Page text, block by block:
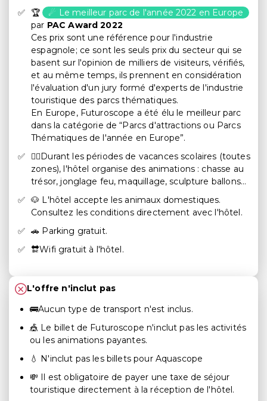
🏆 ☄ Le meilleur parc de l'année 2022 en Europe
par PAC Award 2022
Ces prix sont une référence pour l'industrie
espagnole; ce sont les seuls prix du secteur qui se
basent sur l'opinion de milliers de visiteurs, vérifiés,
et au même temps, ils prennent en considération
l'évaluation d'un jury formé d'experts de l'industrie
touristique des parcs thématiques.
En Europe, Futuroscope a été élu le meilleur parc
dans la catégorie de “Parcs d'attractions ou Parcs
Thématiques de l'année en Europe”.
🏴‍☠️Durant les périodes de vacances scolaires (toutes
zones), l'hôtel organise des animations : chasse au
trésor, jonglage feu, maquillage, sculpture ballons…
🐶 L'hôtel accepte les animaux domestiques.
Consultez les conditions directement avec l'hôtel.
🚗 Parking gratuit.
🔛Wifi gratuit à l'hôtel.
L'offre n'inclut pas
🚌Aucun type de transport n'est inclus.
🎪 Le billet de Futuroscope n'inclut pas les activités
ou les animations payantes.
💧 N'inclut pas les billets pour Aquascope
💸 Il est obligatoire de payer une taxe de séjour
touristique directement à la réception de l'hôtel.